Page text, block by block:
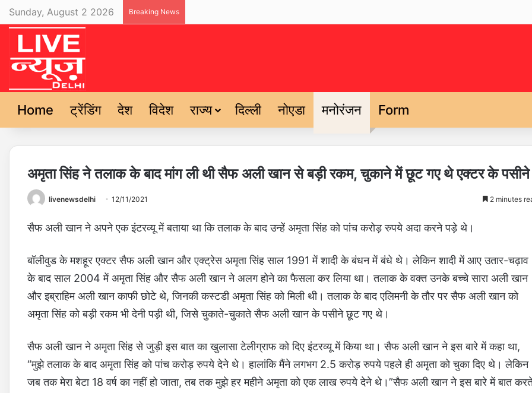
Sunday, August 2 2026 Breaking News
Home ट्रेंडिंग देश विदेश राज्य दिल्ली नोएडा मनोरंजन Form
अमृता सिंह ने तलाक के बाद मांग ली थी सैफ अली खान से बड़ी रकम, चुकाने में छूट गए थे एक्टर के पसीने
livenewsdelhi 12/11/2021 2 minutes
सैफ अली खान ने अपने एक इंटरव्यू में बताया था कि तलाक के बाद उन्हें अमृता सिंह को पांच करोड़ रुपये अदा करने पड़े थे।
बॉलीवुड के मशहूर एक्टर सैफ अली खान और एक्ट्रेस अमृता सिंह साल 1991 में शादी के बंधन में बंधे थे। लेकिन शादी में आए उतार-चढ़ाव
के बाद साल 2004 में अमृता सिंह और सैफ अली खान ने अलग होने का फैसला कर लिया था। तलाक के वक्त उनके बच्चे सारा अली खान
और इब्राहिम अली खान काफी छोटे थे, जिनकी कस्टडी अमृता सिंह को मिली थी। तलाक के बाद एलिमनी के तौर पर सैफ अली खान को
अमृता सिंह को बड़ी रकम भी देनी पड़ी थी, जिसे चुकाते-चुकाते सैफ अली खान के पसीने छूट गए थे।
सैफ अली खान ने अमृता सिंह से जुड़ी इस बात का खुलासा टेलीग्राफ को दिए इंटरव्यू में किया था। सैफ अली खान ने इस बारे में कहा था,
“मुझे तलाक के बाद अमृता सिंह को पांच करोड़ रुपये देने थे। हालांकि मैंने लगभग 2.5 करोड़ रुपये पहले ही अमृता को चुका दिए थे। लेकिन
जब तक मेरा बेटा 18 वर्ष का नहीं हो जाता, तब तक मुझे हर महीने अमृता को एक लाख रुपये देने थे।”सैफ अली खानने इस बारे में बात